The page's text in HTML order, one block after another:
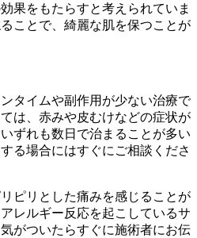
果をもたらすと考えられていま
ことで、綺麗な肌を保つことが
タイムや副作用が少ない治療で
は、赤みや皮むけなどの症状が
ずれも数日で治まることが多い
る場合にはすぐにご相談くださ
ピリとした痛みを感じることが
レルギー反応を起こしているサ
がついたらすぐに施術者にお伝